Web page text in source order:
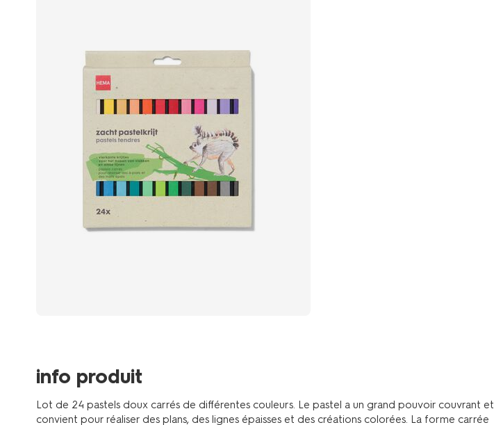
info produit
Lot de 24 pastels doux carrés de différentes couleurs. Le pastel a un grand pouvoir couvrant et
convient pour réaliser des plans, des lignes épaisses et des créations colorées. La forme carrée